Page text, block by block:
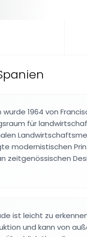
wurde 1964 von
für
modernistischen
zeitgenössischen
ist leicht zu
und kann von